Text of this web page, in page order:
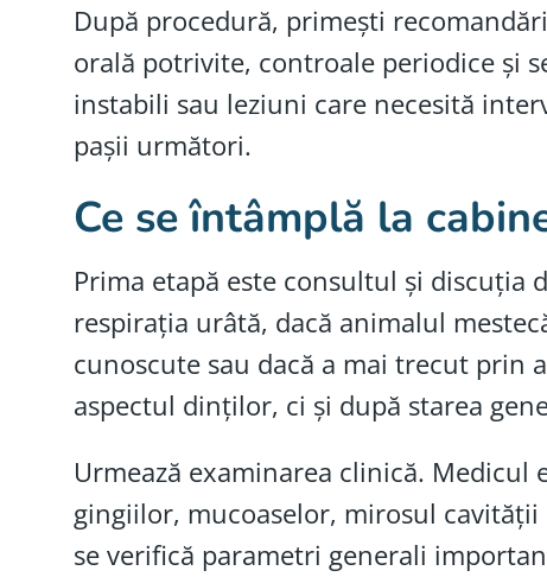
După procedură, primești
orală potrivite, controale periodice și
instabili sau leziuni care necesită
pașii următori.
Ce se întâmplă la
Prima etapă este consultul și
respirația urâtă, dacă animalul
cunoscute sau dacă a mai trecut prin
aspectul dinților, ci și după starea
Urmează examinarea clinică.
gingiilor, mucoaselor, mirosul
se verifică parametri generali